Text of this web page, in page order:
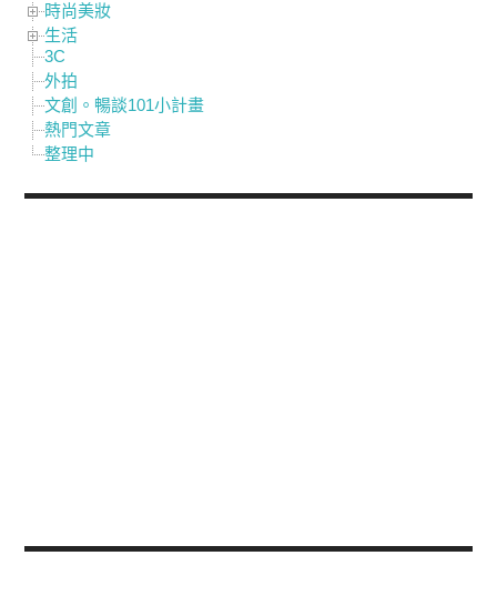
時尚美妝
生活
3C
外拍
文創。暢談101小計畫
熱門文章
整理中